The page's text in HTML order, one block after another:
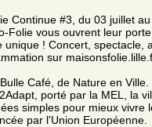
Continue #3, du 03 juillet
Folie vous ouvrent leur
unique ! Concert, spectacle,
sur
Café, de Nature en Ville.
porté par la MEL, la
simples pour mieux vivre
par l'Union Européenne.